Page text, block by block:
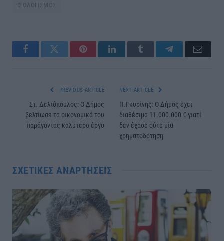
ΙΣΟΛΟΓΙΣΜΟΣ
FacebookTwitter PinterestLinkedInTumblr TelegramEmail
PREVIOUS ARTICLE
Στ. Δελιόπουλος: Ο Δήμος
βελτίωσε τα οικονομικά του
παράγοντας καλύτερο έργο
NEXT ARTICLE
Π.Γκυρίνης: Ο Δήμος έχει
διαθέσιμα 11.000.000 € γιατί
δεν έχασε ούτε μία
χρηματοδότηση
ΣΧΕΤΙΚΈΣ ΑΝΑΡΤΉΣΕΙΣ